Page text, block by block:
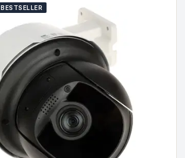
BESTSELLER